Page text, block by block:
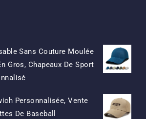
Sans Couture Moulée
Gros, Chapeaux De Sport
Le
D'origine
Était:
Le
Actuel
Est:
Personnalisée, Vente
De Baseball